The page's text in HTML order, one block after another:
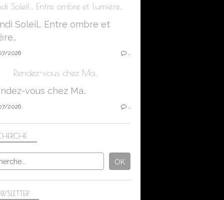
Soleil.. Entre ombre et lumière..
2026
Rendez-vous chez Ma..
2026